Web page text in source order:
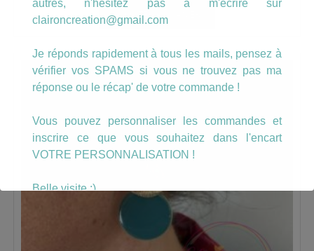
AJOUTER AU PANIER
autres, n'hésitez pas à m'écrire sur
claironcreation@gmail.com
Je réponds rapidement à tous les mails, pensez à
vérifier vos SPAMS si vous ne trouvez pas ma
réponse ou le récap' de votre commande !
Vous pouvez personnaliser les commandes et
inscrire ce que vous souhaitez dans l'encart
VOTRE PERSONNALISATION !
Belle visite :)